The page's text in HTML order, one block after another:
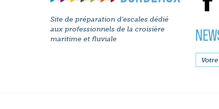
Site de préparation d'escales dédié
aux professionnels de la croisière
maritime et fluviale